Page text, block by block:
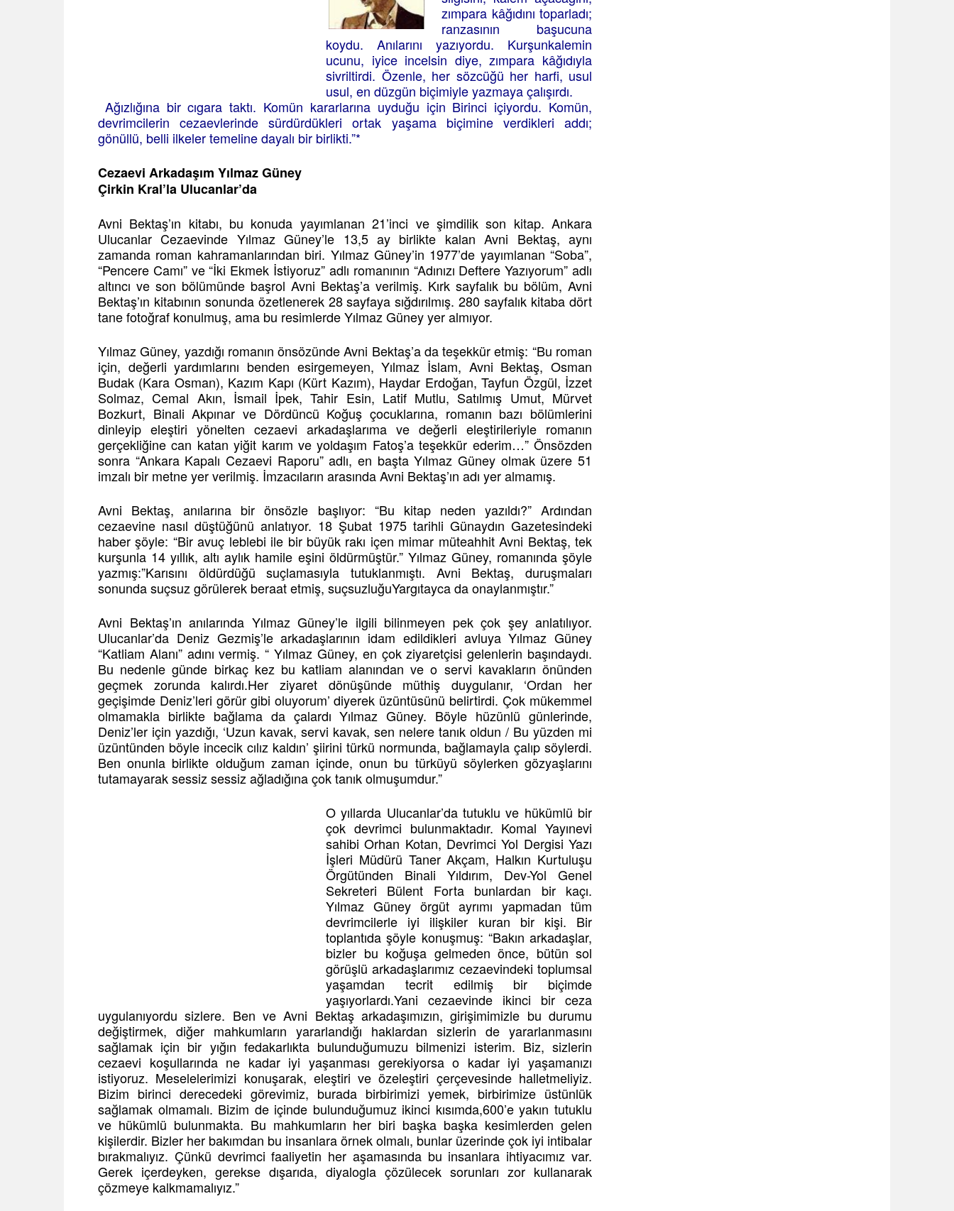
zımpara kâğıdını toparladı;
ranzasının başucuna
koydu. Anılarını yazıyordu. Kurşunkalemin
ucunu, iyice incelsin diye, zımpara kâğıdıyla
sivriltirdi. Özenle, her sözcüğü her harfi, usul
usul, en düzgün biçimiyle yazmaya çalışırdı.
Ağızlığına bir cıgara taktı. Komün kararlarına uyduğu için Birinci içiyordu. Komün,
devrimcilerin cezaevlerinde sürdürdükleri ortak yaşama biçimine verdikleri addı;
gönüllü, belli ilkeler temeline dayalı bir birlikti.”*
Cezaevi Arkadaşım Yılmaz Güney
Çirkin Kral’la Ulucanlar’da
Avni Bektaş’ın kitabı, bu konuda yayımlanan 21’inci ve şimdilik son kitap. Ankara
Ulucanlar Cezaevinde Yılmaz Güney’le 13,5 ay birlikte kalan Avni Bektaş, aynı
zamanda roman kahramanlarından biri. Yılmaz Güney’in 1977’de yayımlanan “Soba”,
“Pencere Camı” ve “İki Ekmek İstiyoruz” adlı romanının “Adınızı Deftere Yazıyorum” adlı
altıncı ve son bölümünde başrol Avni Bektaş’a verilmiş. Kırk sayfalık bu bölüm, Avni
Bektaş’ın kitabının sonunda özetlenerek 28 sayfaya sığdırılmış. 280 sayfalık kitaba dört
tane fotoğraf konulmuş, ama bu resimlerde Yılmaz Güney yer almıyor.
Yılmaz Güney, yazdığı romanın önsözünde Avni Bektaş’a da teşekkür etmiş: “Bu roman
için, değerli yardımlarını benden esirgemeyen, Yılmaz İslam, Avni Bektaş, Osman
Budak (Kara Osman), Kazım Kapı (Kürt Kazım), Haydar Erdoğan, Tayfun Özgül, İzzet
Solmaz, Cemal Akın, İsmail İpek, Tahir Esin, Latif Mutlu, Satılmış Umut, Mürvet
Bozkurt, Binali Akpınar ve Dördüncü Koğuş çocuklarına, romanın bazı bölümlerini
dinleyip eleştiri yönelten cezaevi arkadaşlarıma ve değerli eleştirileriyle romanın
gerçekliğine can katan yiğit karım ve yoldaşım Fatoş’a teşekkür ederim…” Önsözden
sonra “Ankara Kapalı Cezaevi Raporu” adlı, en başta Yılmaz Güney olmak üzere 51
imzalı bir metne yer verilmiş. İmzacıların arasında Avni Bektaş’ın adı yer almamış.
Avni Bektaş, anılarına bir önsözle başlıyor: “Bu kitap neden yazıldı?” Ardından
cezaevine nasıl düştüğünü anlatıyor. 18 Şubat 1975 tarihli Günaydın Gazetesindeki
haber şöyle: “Bir avuç leblebi ile bir büyük rakı içen mimar müteahhit Avni Bektaş, tek
kurşunla 14 yıllık, altı aylık hamile eşini öldürmüştür.” Yılmaz Güney, romanında şöyle
yazmış:”Karısını öldürdüğü suçlamasıyla tutuklanmıştı. Avni Bektaş, duruşmaları
sonunda suçsuz görülerek beraat etmiş, suçsuzluğuYargıtayca da onaylanmıştır.”
Avni Bektaş’ın anılarında Yılmaz Güney’le ilgili bilinmeyen pek çok şey anlatılıyor.
Ulucanlar’da Deniz Gezmiş’le arkadaşlarının idam edildikleri avluya Yılmaz Güney
“Katliam Alanı” adını vermiş. “ Yılmaz Güney, en çok ziyaretçisi gelenlerin başındaydı.
Bu nedenle günde birkaç kez bu katliam alanından ve o servi kavakların önünden
geçmek zorunda kalırdı.Her ziyaret dönüşünde müthiş duygulanır, ‘Ordan her
geçişimde Deniz’leri görür gibi oluyorum’ diyerek üzüntüsünü belirtirdi. Çok mükemmel
olmamakla birlikte bağlama da çalardı Yılmaz Güney. Böyle hüzünlü günlerinde,
Deniz’ler için yazdığı, ‘Uzun kavak, servi kavak, sen nelere tanık oldun / Bu yüzden mi
üzüntünden böyle incecik cılız kaldın’ şiirini türkü normunda, bağlamayla çalıp söylerdi.
Ben onunla birlikte olduğum zaman içinde, onun bu türküyü söylerken gözyaşlarını
tutamayarak sessiz sessiz ağladığına çok tanık olmuşumdur.”
O yıllarda Ulucanlar’da tutuklu ve hükümlü bir
çok devrimci bulunmaktadır. Komal Yayınevi
sahibi Orhan Kotan, Devrimci Yol Dergisi Yazı
İşleri Müdürü Taner Akçam, Halkın Kurtuluşu
Örgütünden Binali Yıldırım, Dev-Yol Genel
Sekreteri Bülent Forta bunlardan bir kaçı.
Yılmaz Güney örgüt ayrımı yapmadan tüm
devrimcilerle iyi ilişkiler kuran bir kişi. Bir
toplantıda şöyle konuşmuş: “Bakın arkadaşlar,
bizler bu koğuşa gelmeden önce, bütün sol
görüşlü arkadaşlarımız cezaevindeki toplumsal
yaşamdan tecrit edilmiş bir biçimde
yaşıyorlardı.Yani cezaevinde ikinci bir ceza
uygulanıyordu sizlere. Ben ve Avni Bektaş arkadaşımızın, girişimimizle bu durumu
değiştirmek, diğer mahkumların yararlandığı haklardan sizlerin de yararlanmasını
sağlamak için bir yığın fedakarlıkta bulunduğumuzu bilmenizi isterim. Biz, sizlerin
cezaevi koşullarında ne kadar iyi yaşanması gerekiyorsa o kadar iyi yaşamanızı
istiyoruz. Meselelerimizi konuşarak, eleştiri ve özeleştiri çerçevesinde halletmeliyiz.
Bizim birinci derecedeki görevimiz, burada birbirimizi yemek, birbirimize üstünlük
sağlamak olmamalı. Bizim de içinde bulunduğumuz ikinci kısımda,600’e yakın tutuklu
ve hükümlü bulunmakta. Bu mahkumların her biri başka başka kesimlerden gelen
kişilerdir. Bizler her bakımdan bu insanlara örnek olmalı, bunlar üzerinde çok iyi intibalar
bırakmalıyız. Çünkü devrimci faaliyetin her aşamasında bu insanlara ihtiyacımız var.
Gerek içerdeyken, gerekse dışarıda, diyalogla çözülecek sorunları zor kullanarak
çözmeye kalkmamalıyız.”